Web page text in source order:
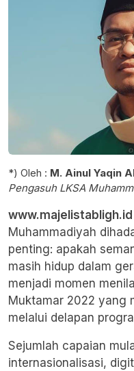
*) Oleh : M. Ainul Yaqin
Pengasuh LKSA
Muhammadiyah
penting: apakah
masih hidup dalam
menjadi momen
Muktamar 2022 yang
melalui delapan
Sejumlah capaian
internasionalisasi,